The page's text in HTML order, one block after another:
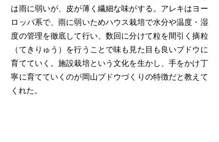
は雨に弱いが、皮が薄く繊細な味がする。アレキはヨー
ロッパ系で、雨に弱いためハウス栽培で水分や温度・湿
度の管理を徹底して行い、数回に分けて粒を間引く摘粒
（てきりゅう）を行うことで味も見た目も良いブドウに
育てていく。施設栽培という文化を生かし、手をかけ丁
寧に育てていくのが岡山ブドウづくりの特徴だと教えて
くれた。